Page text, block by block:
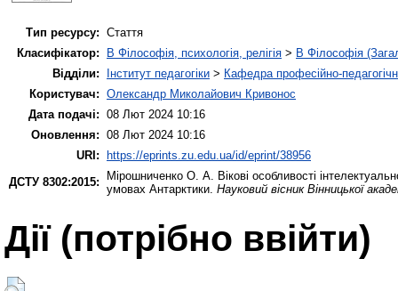
Тип ресурсу: Стаття
Класифікатор:
B Філософія, психологія, релігія > B Філософія
Відділи:
Інститут педагогіки > Кафедра професійно-
Користувач: Олександр Миколайович Кривонос
Дата подачі: 08 Лют 2024 10:16
Оновлення: 08 Лют 2024 10:16
URI:
https://eprints.zu.edu.ua/id/eprint/38956
ДСТУ 8302:2015:
Мірошниченко О. А. Вікові особливості
умовах Антарктики. Науковий вісник Вінницької
Дії ​​(потрібно ввійти)